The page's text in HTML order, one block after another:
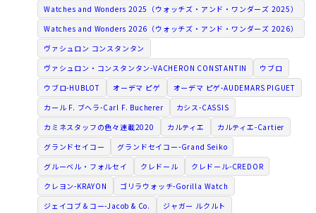
Watches and Wonders 2025（ウォッチズ・アンド・ワンダーズ 2025）
Watches and Wonders 2026（ウォッチズ・アンド・ワンダーズ 2026）
ヴァシュロン コンスタンタン
ヴァシュロン・コンスタンタン-VACHERON CONSTANTIN
ウブロ
ウブロ-HUBLOT
オーデマ ピゲ
オーデマ ピゲ-AUDEMARS PIGUET
カール F. ブヘラ-Carl F. Bucherer
カシス-CASSIS
カミネスタッフの色々連載2020
カルティエ
カルティエ-Cartier
グランドセイコー
グランドセイコー-Grand Seiko
グルーベル・フォルセイ
クレドール
クレドール-CREDOR
クレヨン-KRAYON
ゴリラウォッチ-Gorilla Watch
ジェイコブ＆コー-Jacob & Co.
ジャガー ルクルト